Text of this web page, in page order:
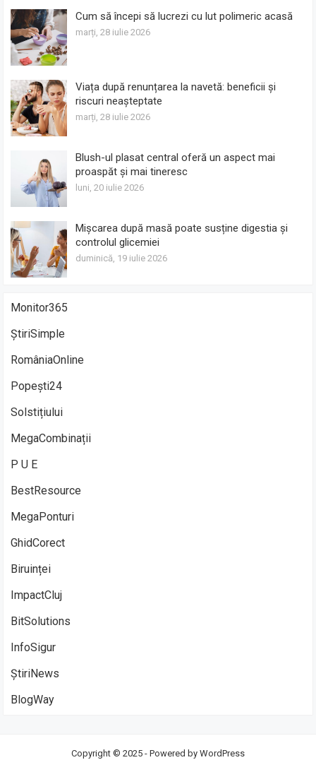
Cum să începi să lucrezi cu lut polimeric acasă
marți, 28 iulie 2026
Viața după renunțarea la navetă: beneficii și
riscuri neașteptate
marți, 28 iulie 2026
Blush-ul plasat central oferă un aspect mai
proaspăt și mai tineresc
luni, 20 iulie 2026
Mișcarea după masă poate susține digestia și
controlul glicemiei
duminică, 19 iulie 2026
Monitor365
ȘtiriSimple
RomâniaOnline
Popești24
Solstițiului
MegaCombinații
P U E
BestResource
MegaPonturi
GhidCorect
Biruinței
ImpactCluj
BitSolutions
InfoSigur
ȘtiriNews
BlogWay
Copyright © 2025 - Powered by WordPress